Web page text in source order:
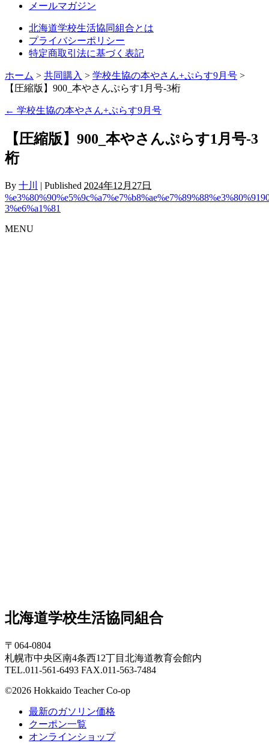
メールマガジン
北海道学校生活協同組合とは
プライバシーポリシー
特定商取引法に基づく表記
ホーム > 共同購入 > 学校生協の本やさん+ぷらす9月号 >
【圧縮版】900_本やさんぷらす1月号-3桁
← 学校生協の本やさん+ぷらす9月号
【圧縮版】900_本やさんぷらす1月号-3
桁
By 十川 | Published 2024年12月27日
3%e6%a1%81
MENU
北海道学校生活協同組合
〒064-0804
札幌市中央区南4条西12丁目北海道教育会館内
TEL.011-561-6493 FAX.011-563-7484
©2026 Hokkaido Teacher Co-op
最新のガソリン価格
クーポン一覧
オンラインショップ